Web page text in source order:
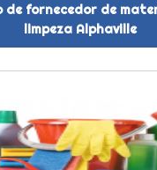
fornecedor de
limpeza Alphaville